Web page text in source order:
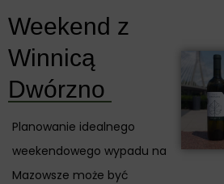
Weekend z
Winnicą
Dwórzno
Planowanie idealnego
weekendowego wypadu na
Mazowsze może być